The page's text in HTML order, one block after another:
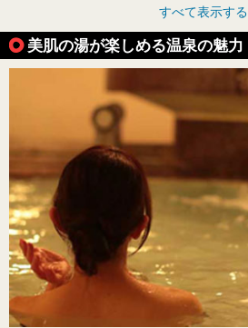
すべて表示する
美肌の湯が楽しめる温泉の魅力